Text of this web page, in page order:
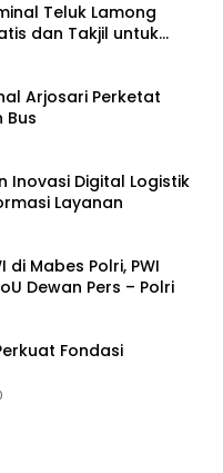
Teluk Lamong
dan Takjil untuk
Arjosari Perketat
Bus
Inovasi Digital Logistik
Layanan
di Mabes Polri, PWI
Dewan Pers – Polri
Fondasi